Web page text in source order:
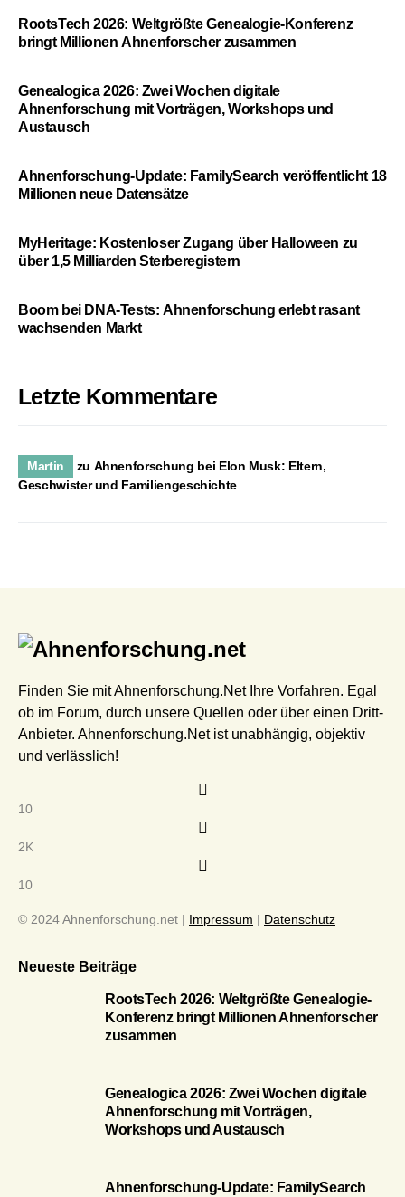
RootsTech 2026: Weltgrößte Genealogie-Konferenz
bringt Millionen Ahnenforscher zusammen
Genealogica 2026: Zwei Wochen digitale
Ahnenforschung mit Vorträgen, Workshops und
Austausch
Ahnenforschung-Update: FamilySearch veröffentlicht 18
Millionen neue Datensätze
MyHeritage: Kostenloser Zugang über Halloween zu
über 1,5 Milliarden Sterberegistern
Boom bei DNA-Tests: Ahnenforschung erlebt rasant
wachsenden Markt
Letzte Kommentare
Martin zu Ahnenforschung bei Elon Musk: Eltern,
Geschwister und Familiengeschichte
Finden Sie mit Ahnenforschung.Net Ihre Vorfahren. Egal
ob im Forum, durch unsere Quellen oder über einen Dritt-
Anbieter. Ahnenforschung.Net ist unabhängig, objektiv
und verlässlich!
10
2K
10
© 2024 Ahnenforschung.net | Impressum | Datenschutz
Neueste Beiträge
RootsTech 2026: Weltgrößte Genealogie-
Konferenz bringt Millionen Ahnenforscher
zusammen
Genealogica 2026: Zwei Wochen digitale
Ahnenforschung mit Vorträgen,
Workshops und Austausch
Ahnenforschung-Update: FamilySearch